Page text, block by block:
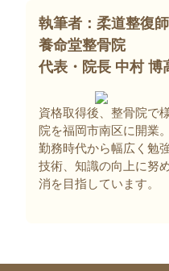
執筆者：柔道整復師
養命堂整骨院
代表・院長 中村 博
資格取得後、整骨院で
院を福岡市南区に開業。
勤務時代から幅広く勉
技術、知識の向上に努
消を目指しています。